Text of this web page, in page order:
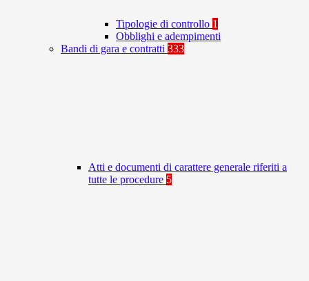
Tipologie di controllo 1
Obblighi e adempimenti
Bandi di gara e contratti 333
Atti e documenti di carattere generale riferiti a
tutte le procedure 5